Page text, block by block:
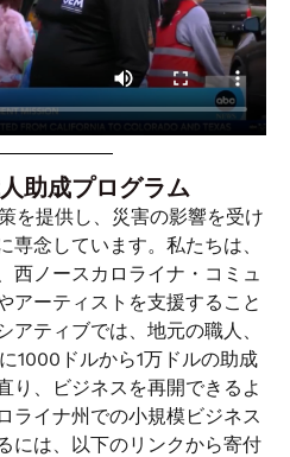
助成プログラム
を提供し、災害の影響を受け
専念しています。私たちは、
西ノースカロライナ・コミュ
アーティストを支援すること
アティブでは、地元の職人、
1000ドルから1万ドルの助成
り、ビジネスを再開できるよ
ライナ州での小規模ビジネス
には、以下のリンクから寄付